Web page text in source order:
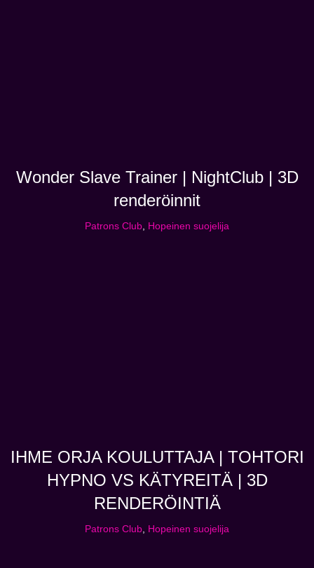
Wonder Slave Trainer | NightClub | 3D
renderöinnit
Patrons Club Hopeinen suojelija
IHME ORJA KOULUTTAJA | TOHTORI
HYPNO VS KÄTYREITÄ | 3D
RENDERÖINTIÄ
Patrons Club Hopeinen suojelija